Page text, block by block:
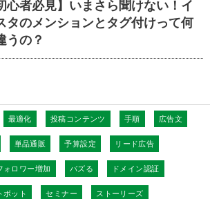
心者必見】いまさら聞けない！イ
タのメンションとタグ付けって何
うの？
最適化 投稿コンテンツ 手順 広告文
単品通販 予算設定 リード広告
ォロワー増加 バズる ドメイン認証
ボット セミナー ストーリーズ